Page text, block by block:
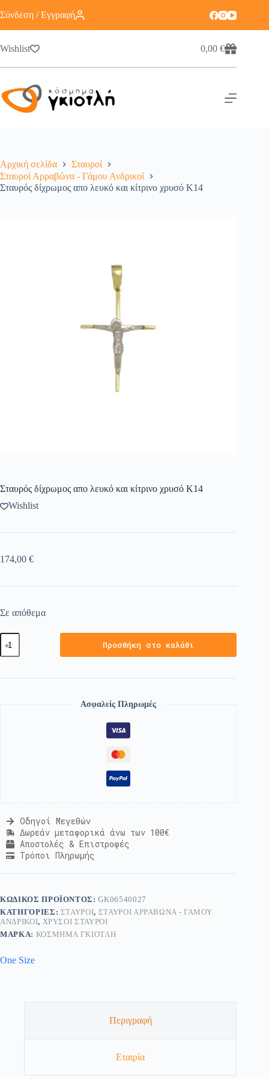
Σύνδεση / Εγγραφή
Wishlist 0,00€
Αρχική σελίδα
Σταυροί
Σταυροί Αρραβώνα - Γάμου Ανδρικοί
Σταυρός δίχρωμος απο λευκό και κίτρινο χρυσό Κ14
Σταυρός δίχρωμος απο λευκό και κίτρινο χρυσό Κ14
Wishlist
174,00 €
Σε απόθεμα
Προσθήκη στο καλάθι
Ασφαλείς Πληρωμές
Οδηγοί Μεγεθών
Δωρεάν μεταφορικά άνω των 100€
Αποστολές & Επιστροφές
Τρόποι Πληρωμής
ΚΩΔΙΚΌΣ ΠΡΟΪΌΝΤΟΣ:GK06540027
ΚΑΤΗΓΟΡΊΕΣ: ΣΤΑΥΡΟΊ, ΣΤΑΥΡΟΊ ΑΡΡΑΒΏΝΑ - ΓΆΜΟΥ
ΑΝΔΡΙΚΟΊ, ΧΡΥΣΟΊ ΣΤΑΥΡΟΊ
ΜΆΡΚΑ: ΚΟΣΜΗΜΑ ΓΚΙΟΤΛΗ
One Size
Περιγραφή
Εταιρία